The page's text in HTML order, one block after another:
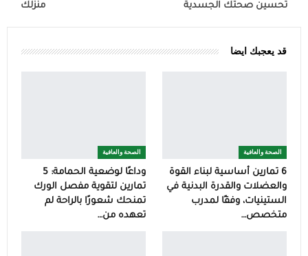
تحسين صحتك الجسدية
منزلك
قد يعجبك ايضا
الصحة والعافية
6 تمارين أساسية لبناء القوة
والعضلات والقدرة البدنية في
الستينيات، وفقًا لمدرب
متخصص…
الصحة والعافية
وداعًا لوضعية الحمامة: 5
تمارين لتقوية مفصل الورك
تمنحك شعورًا بالراحة لم
تعهده من…